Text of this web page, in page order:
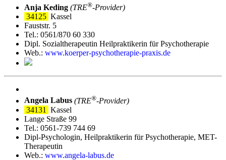
Anja Keding (TRE®‑Provider)
34125 Kassel
Fauststr. 5
Tel.: 0561/870 60 330
Dipl. Sozialtherapeutin Heilpraktikerin für Psychotherapie
Web.: www.koerper-psychotherapie-praxis.de
Angela Labus (TRE®‑Provider)
34131
Kassel
Lange Straße 99
Tel.: 0561-739 744 69
Dipl-Psychologin, Heilpraktikerin für Psychotherapie, MET-
Therapeutin
Web.: www.angela-labus.de